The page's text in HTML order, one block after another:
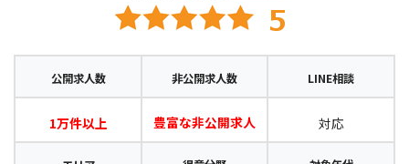
公開求人数 非公開求人数 LINE相談
1万件以上 豊富な非公開求人 対応